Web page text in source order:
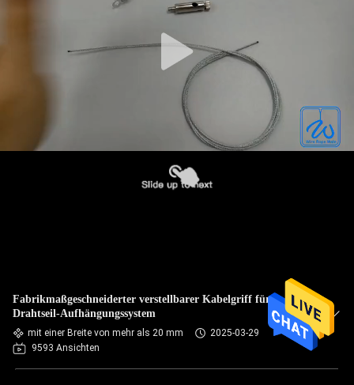
Fabrikmaßgeschneiderter verstellbarer Kabelgriff für
Drahtseil-Aufhängungssystem
mit einer Breite von mehr als 20 mm
2025-03-29
9593 Ansichten